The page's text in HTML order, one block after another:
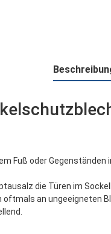
Fuß oder
die Türen im
an ungeeigneten